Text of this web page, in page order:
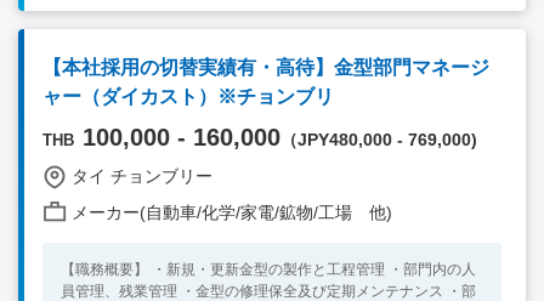
総務関連業務の監督（住宅関連手配、赴任・帰任・一時帰国管
理、貸与備品管理、出張者対応を含む）。 - その他関連業務
【必須要件】 ・事業会社における財務経理部門の実務経験10年
以上 ・ビジネスレベルの英語力 （ナショナルスタッフとのコミ
ュニケーションに使用するため） ・連結決算、移転価格、国際
海外子会社の管理統括経験がある方
【本社採用の切替実績有・高待】金型部門マネージ
ャー（ダイカスト）※チョンブリ
THB 100,000 - 160,000 （JPY480,000 - 769,000)
タイ チョンブリー
メーカー(自動車/化学/家電/鉱物/工場 他)
【職務概要】 ・新規・更新金型の製作と工程管理 ・部門内の人
員管理、残業管理 ・金型の修理保全及び定期メンテナンス ・部